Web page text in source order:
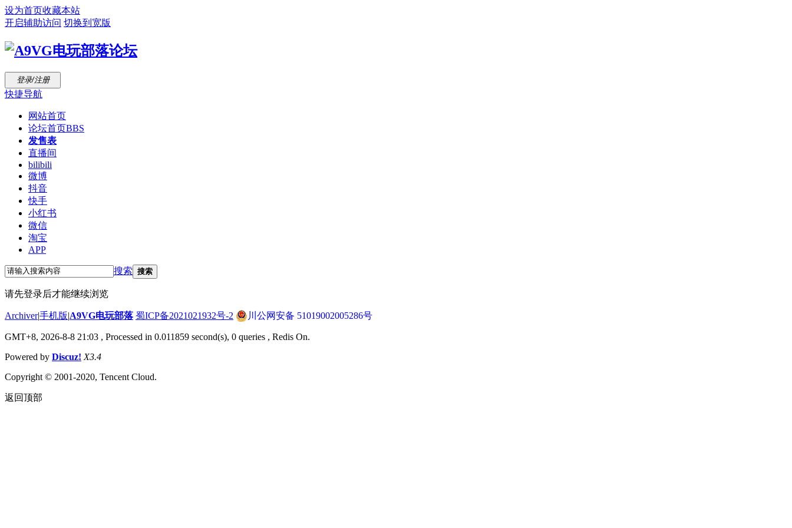
设为首页收藏本站
开启辅助访问 切换到宽版
登录/注册
快捷导航
网站首页
论坛首页BBS
发售表
直播间
bilibili
微博
抖音
快手
小红书
微信
淘宝
APP
搜索 搜索
请先登录后才能继续浏览
Archiver|手机版|A9VG电玩部落 蜀ICP备2021021932号-2 川公网安备 51019002005286号
GMT+8, 2026-8-8 21:03 , Processed in 0.011859 second(s), 0 queries , Redis On.
Powered by Discuz! X3.4
Copyright © 2001-2020, Tencent Cloud.
返回顶部